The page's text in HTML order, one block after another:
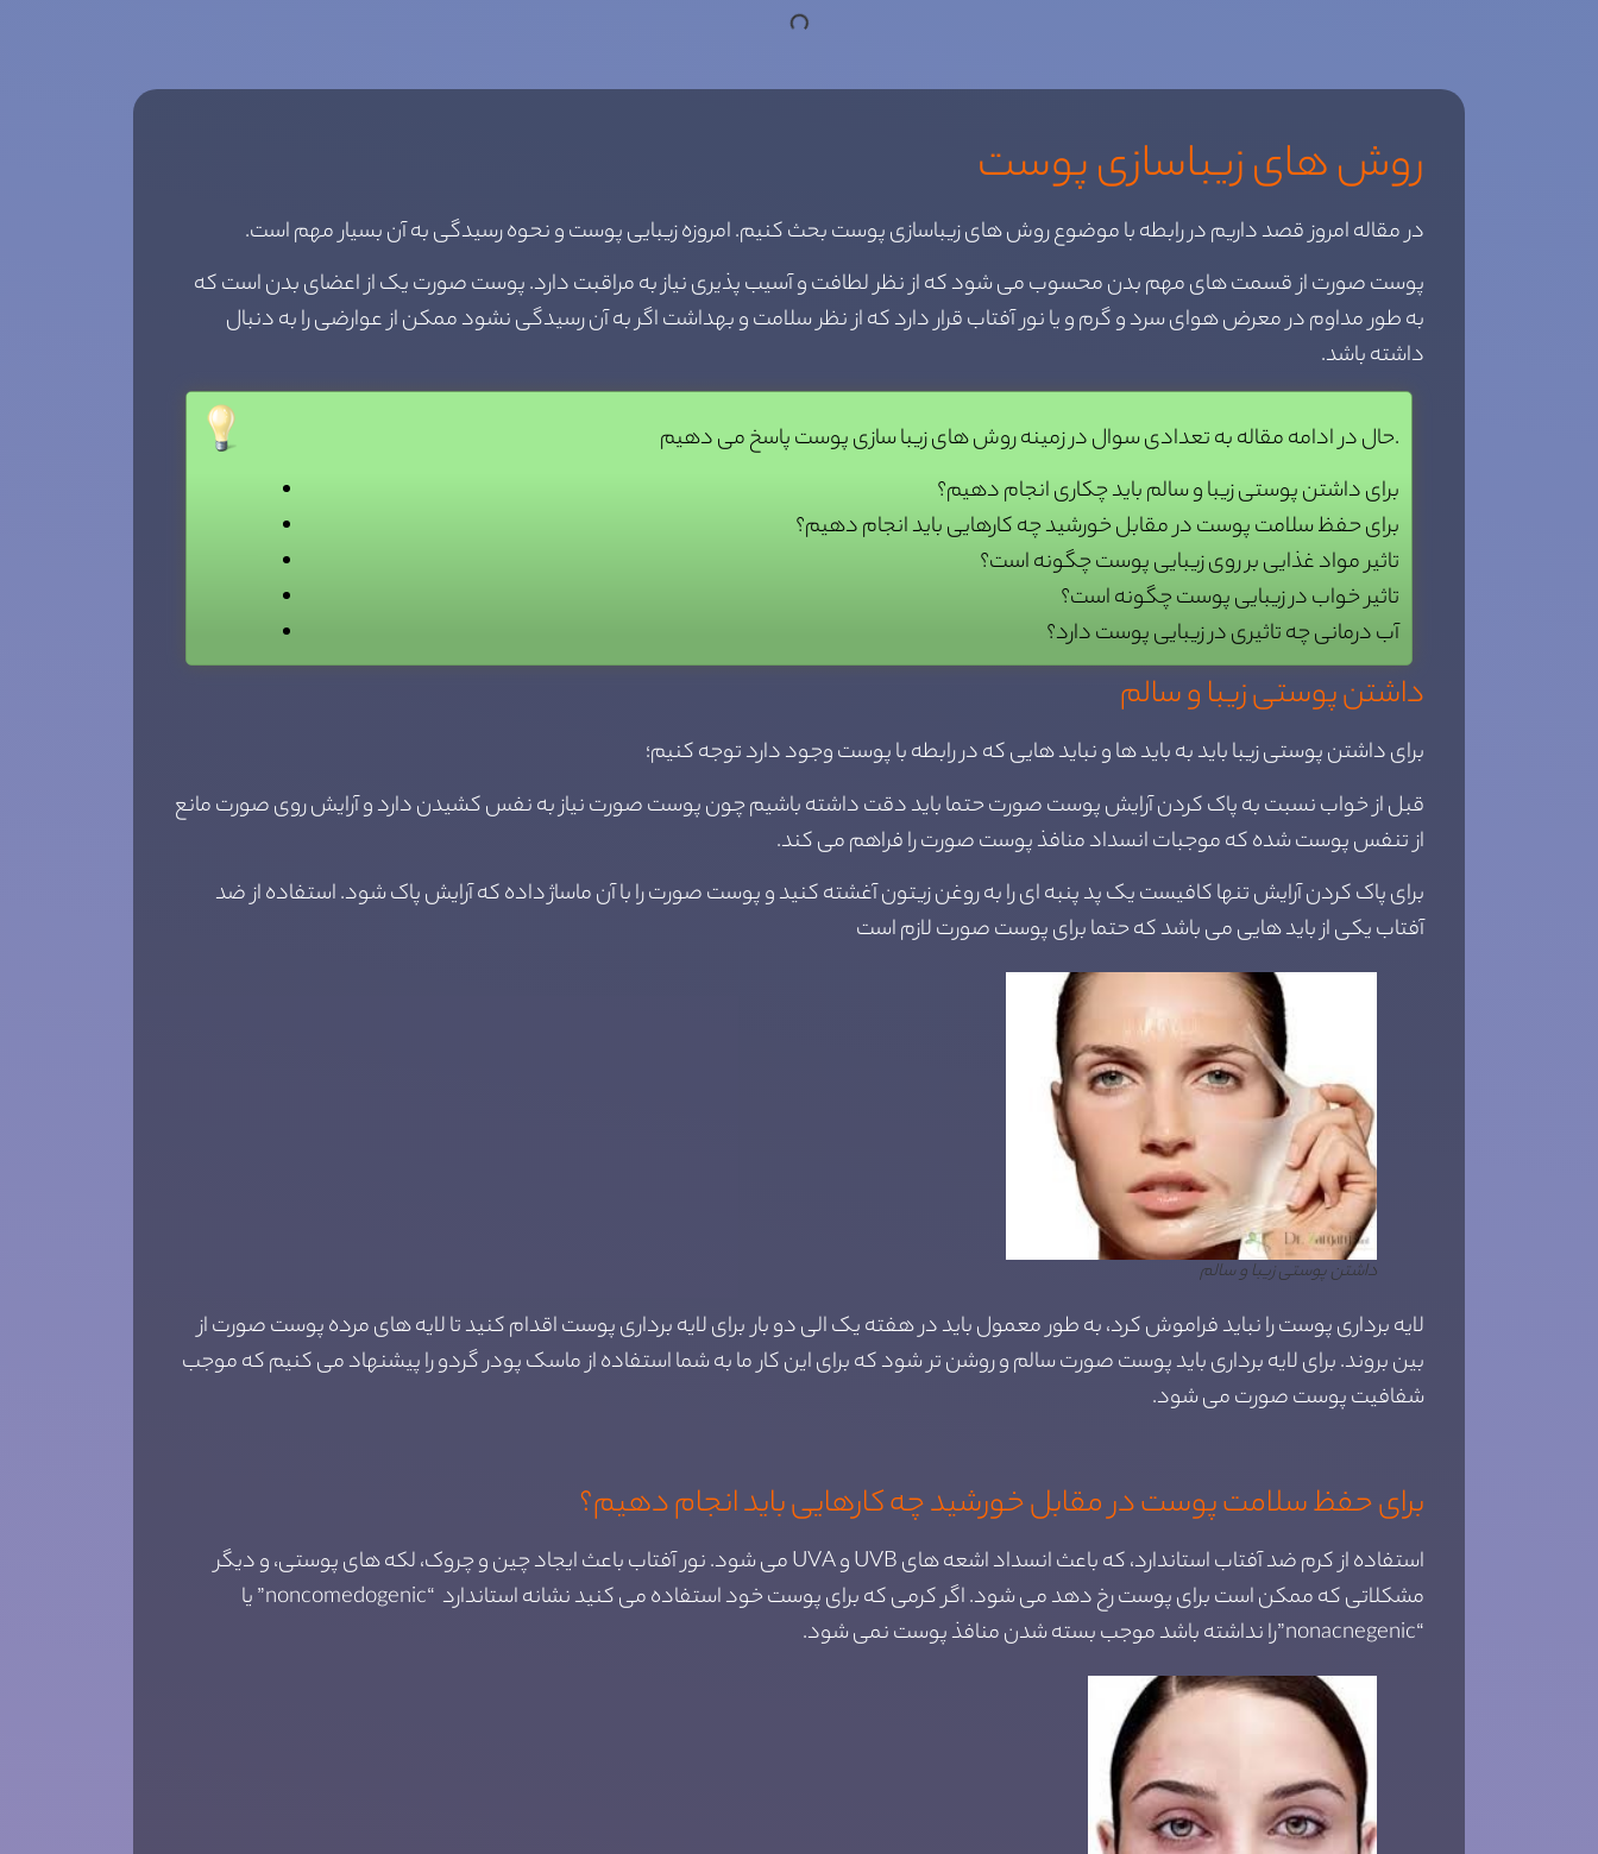
روش های زیباسازی پوست
در مقاله امروز قصد داریم در رابطه با موضوع روش های زیباسازی پوست بحث کنیم. امروزه زیبایی پوست و نحوه رسیدگی به آن بسیار مهم است.
پوست صورت از قسمت های مهم بدن محسوب می شود که از نظر لطافت و آسیب پذیری نیاز به مراقبت دارد. پوست صورت یک از اعضای بدن است که
به طور مداوم در معرض هوای سرد و گرم و یا نور آفتاب قرار دارد که از نظر سلامت و بهداشت اگر به آن رسیدگی نشود ممکن از عوارضی را به دنبال
داشته باشد.
حال در ادامه مقاله به تعدادی سوال در زمینه روش های زیبا سازی پوست پاسخ می دهیم.
برای داشتن پوستی زیبا و سالم باید چکاری انجام دهیم؟
برای حفظ سلامت پوست در مقابل خورشید چه کارهایی باید انجام دهیم؟
تاثیر مواد غذایی بر روی زیبایی پوست چگونه است؟
تاثیر خواب در زیبایی پوست چگونه است؟
آب درمانی چه تاثیری در زیبایی پوست دارد؟
داشتن پوستی زیبا و سالم
برای داشتن پوستی زیبا باید به باید ها و نباید هایی که در رابطه با پوست وجود دارد توجه کنیم؛
قبل از خواب نسبت به پاک کردن آرایش پوست صورت حتما باید دقت داشته باشیم چون پوست صورت نیاز به نفس کشیدن دارد و آرایش روی صورت مانع
از تنفس پوست شده که موجبات انسداد منافذ پوست صورت را فراهم می کند.
برای پاک کردن آرایش تنها کافیست یک پد پنبه ای را به روغن زیتون آغشته کنید و پوست صورت را با آن ماساژ داده که آرایش پاک شود. استفاده از ضد
آفتاب یکی از باید هایی می باشد که حتما برای پوست صورت لازم است
داشتن پوستی زیبا و سالم
لایه برداری پوست را نباید فراموش کرد، به طور معمول باید در هفته یک الی دو بار برای لایه برداری پوست اقدام کنید تا لایه های مرده پوست صورت از
بین بروند. برای لایه برداری باید پوست صورت سالم و روشن تر شود که برای این کار ما به شما استفاده از ماسک پودر گردو را پیشنهاد می کنیم که موجب
شفافیت پوست صورت می شود.
برای حفظ سلامت پوست در مقابل خورشید چه کارهایی باید انجام دهیم؟
استفاده از کرم ضد آفتاب استاندارد، که باعث انسداد اشعه های UVB و UVA می شود. نور آفتاب باعث ایجاد چین و چروک، لکه های پوستی، و دیگر
مشکلاتی که ممکن است برای پوست رخ دهد می شود. اگر کرمی که برای پوست خود استفاده می کنید نشانه استاندارد “noncomedogenic” یا
“nonacnegenic”را نداشته باشد موجب بسته شدن منافذ پوست نمی شود.